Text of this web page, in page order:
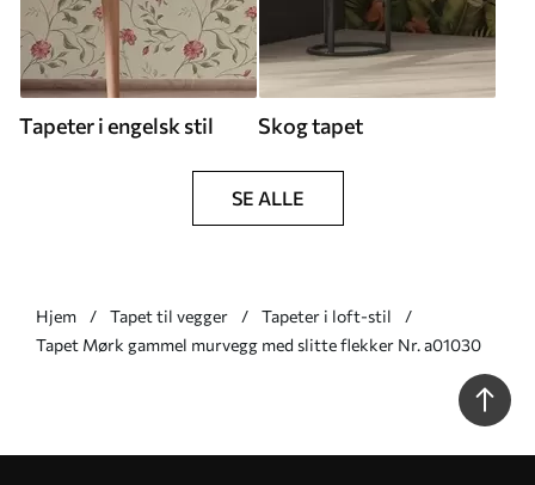
Tapeter i engelsk stil Skog tapet
SE ALLE
Hjem Tapet til vegger
Tapeter i loft-stil
Tapet Mørk gammel murvegg med slitte flekker Nr. a01030